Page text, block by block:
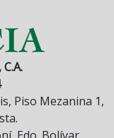
Piso Mezanina 1,